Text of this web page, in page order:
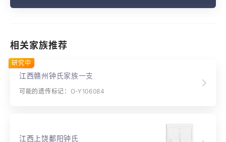
相关家族推荐
江西赣州钟氏家族一支
可能的遗传标记：O-Y106084
研究中
江西上饶鄱阳钟氏